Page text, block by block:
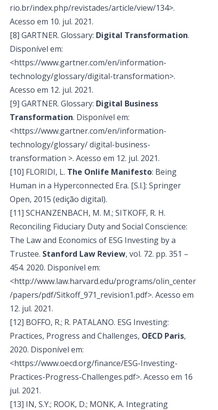
rio.br/index.php/revistades/article/view/134>.
Acesso em 10. jul. 2021.
[8] GARTNER. Glossary: Digital Transformation.
Disponível em:
<https://www.gartner.com/en/information-
technology/glossary/digital-transformation>.
Acesso em 12. jul. 2021.
[9] GARTNER. Glossary: Digital Business
Transformation. Disponível em:
<https://www.gartner.com/en/information-
technology/glossary/ digital-business-
transformation >. Acesso em 12. jul. 2021.
[10] FLORIDI, L. The Onlife Manifesto: Being
Human in a Hyperconnected Era. [S.l.]: Springer
Open, 2015 (edição digital).
[11] SCHANZENBACH, M. M.; SITKOFF, R. H.
Reconciling Fiduciary Duty and Social Conscience:
The Law and Economics of ESG Investing by a
Trustee. Stanford Law Review, vol. 72. pp. 351 –
454. 2020. Disponível em:
<http://www.law.harvard.edu/programs/olin_center
/papers/pdf/Sitkoff_971_revision1.pdf>. Acesso em
12. jul. 2021.
[12] BOFFO, R.; R. PATALANO. ESG Investing:
Practices, Progress and Challenges, OECD Paris,
2020. Disponível em:
<https://www.oecd.org/finance/ESG-Investing-
Practices-Progress-Challenges.pdf>. Acesso em 16
jul. 2021.
[13] IN, S.Y.; ROOK, D.; MONK, A. Integrating